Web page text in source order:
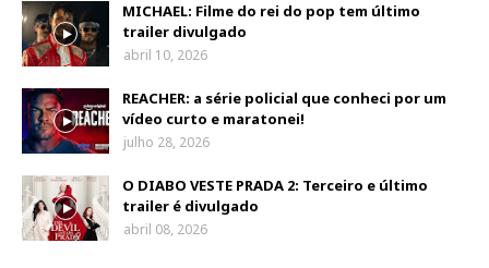
MICHAEL: Filme do rei do pop tem último
trailer divulgado
abril 10, 2026
REACHER: a série policial que conheci por um
vídeo curto e maratonei!
julho 28, 2026
O DIABO VESTE PRADA 2: Terceiro e último
trailer é divulgado
abril 08, 2026